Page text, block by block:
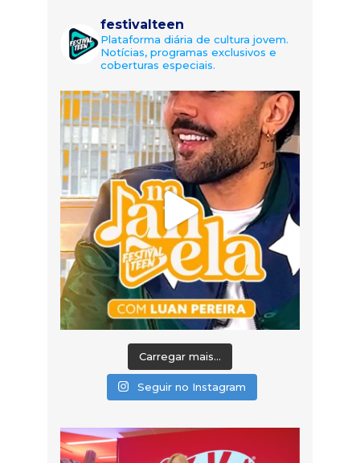
festivalteen
Plataforma diária de cultura jovem.
Notícias, programas exclusivos e
coberturas especiais.
Carregar mais...
Seguir no Instagram